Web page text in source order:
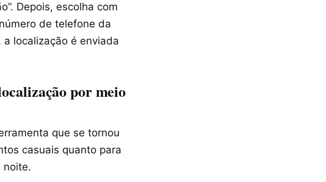
Depois, escolha com
de telefone da
localização é enviada
por meio
que se tornou
casuais quanto para
noite.